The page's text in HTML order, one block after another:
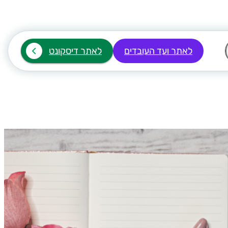
לאתר ועד העובדים לאתר דיסקונט